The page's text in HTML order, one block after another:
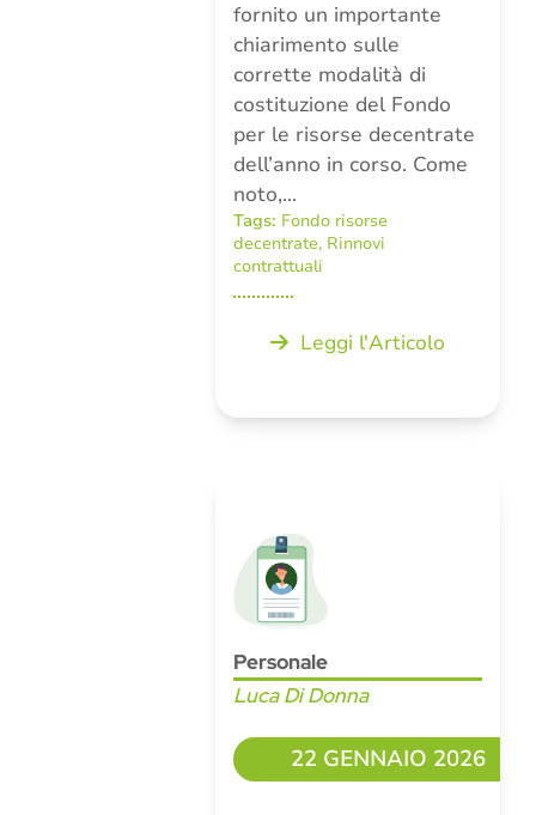
fornito un importante
chiarimento sulle
corrette modalità di
costituzione del Fondo
per le risorse decentrate
dell’anno in corso. Come
noto,…
Tags: Fondo risorse
decentrate, Rinnovi
contrattuali
Leggi l'Articolo
Personale
Luca Di Donna
22 GENNAIO 2026